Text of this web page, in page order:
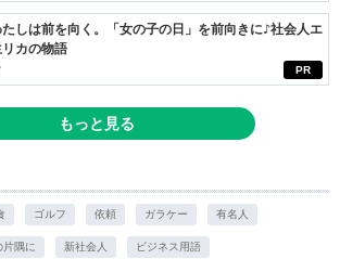
PR
しは前を向く。「女の子の日」を前向きに♪社会人エ
カの物語
もっと見る
ゴルフ 依頼 ガラケー 有名人
片隅に 新社会人 ビジネス用語